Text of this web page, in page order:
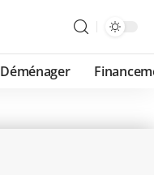
Déménager